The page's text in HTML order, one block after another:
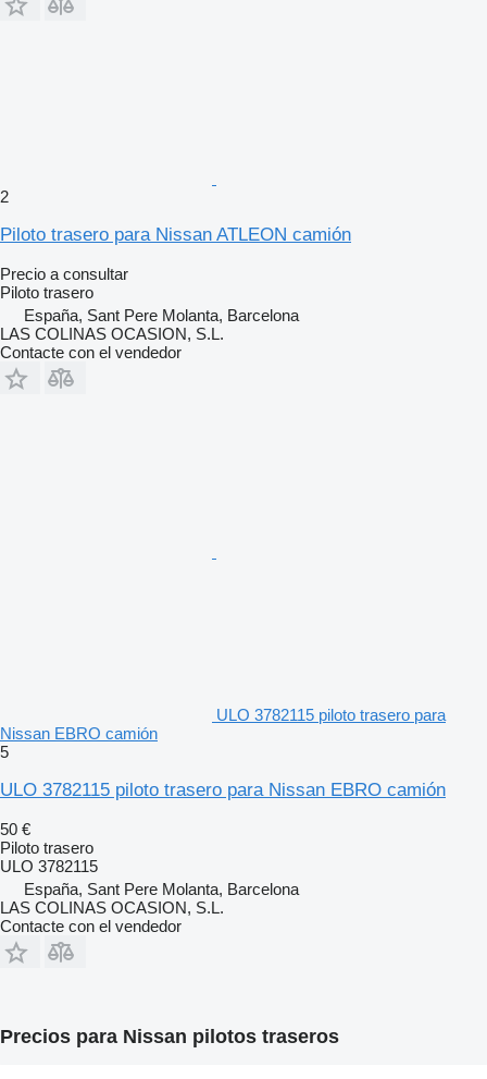
2
Piloto trasero para Nissan ATLEON camión
Precio a consultar
Piloto trasero
España, Sant Pere Molanta, Barcelona
LAS COLINAS OCASION, S.L.
Contacte con el vendedor
ULO 3782115 piloto trasero para
Nissan EBRO camión
5
ULO 3782115 piloto trasero para Nissan EBRO camión
50 €
Piloto trasero
ULO 3782115
España, Sant Pere Molanta, Barcelona
LAS COLINAS OCASION, S.L.
Contacte con el vendedor
Precios para Nissan pilotos traseros